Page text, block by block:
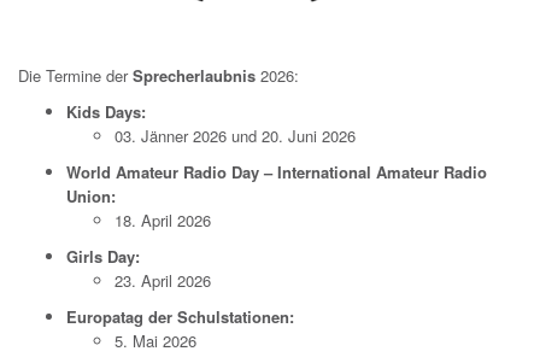
Die Termine derSprecherlaubnis 2026:
Kids Days:
03. Jänner 2026 und 20. Juni 2026
World Amateur Radio Day – International Amateur Radio
Union:
18. April 2026
Girls Day:
23. April 2026
Europatag der Schulstationen:
5. Mai 2026